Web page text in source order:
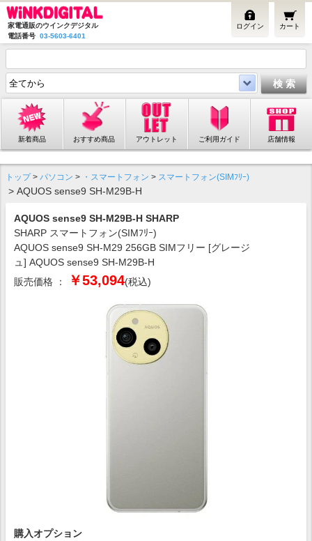
家電通販のウインクデジタル
電話番号 03-5603-6401
カート
ログイン
新着商品 おすすめ商品 アウトレット ご利用ガイド 店舗情報
トップ> パソコン > ・スマートフォン > スマートフォン(SIMﾌﾘｰ)
> AQUOS sense9 SH-M29B-H
AQUOS sense9 SH-M29B-H SHARP
SHARP スマートフォン(SIMﾌﾘｰ)
AQUOS sense9 SH-M29 256GB SIMフリー [グレージ
ュ] AQUOS sense9 SH-M29B-H
販売価格 ：
￥53,094(税込)
購入オプション